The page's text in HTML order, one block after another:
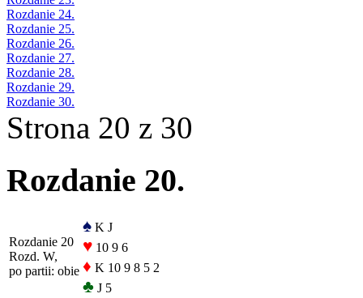
Rozdanie 24.
Rozdanie 25.
Rozdanie 26.
Rozdanie 27.
Rozdanie 28.
Rozdanie 29.
Rozdanie 30.
Strona 20 z 30
Rozdanie 20.
Rozdanie 20
Rozd. W,
po partii: obie
♠ K J
♥ 10 9 6
♦ K 10 9 8 5 2
♣ J 5